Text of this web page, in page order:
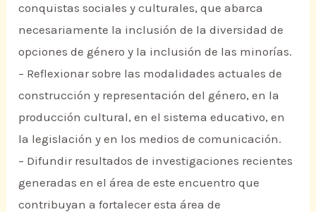
conquistas sociales y culturales, que abarca
necesariamente la inclusión de la diversidad de
opciones de género y la inclusión de las minorías.
– Reflexionar sobre las modalidades actuales de
construcción y representación del género, en la
producción cultural, en el sistema educativo, en
la legislación y en los medios de comunicación.
– Difundir resultados de investigaciones recientes
generadas en el área de este encuentro que
contribuyan a fortalecer esta área de